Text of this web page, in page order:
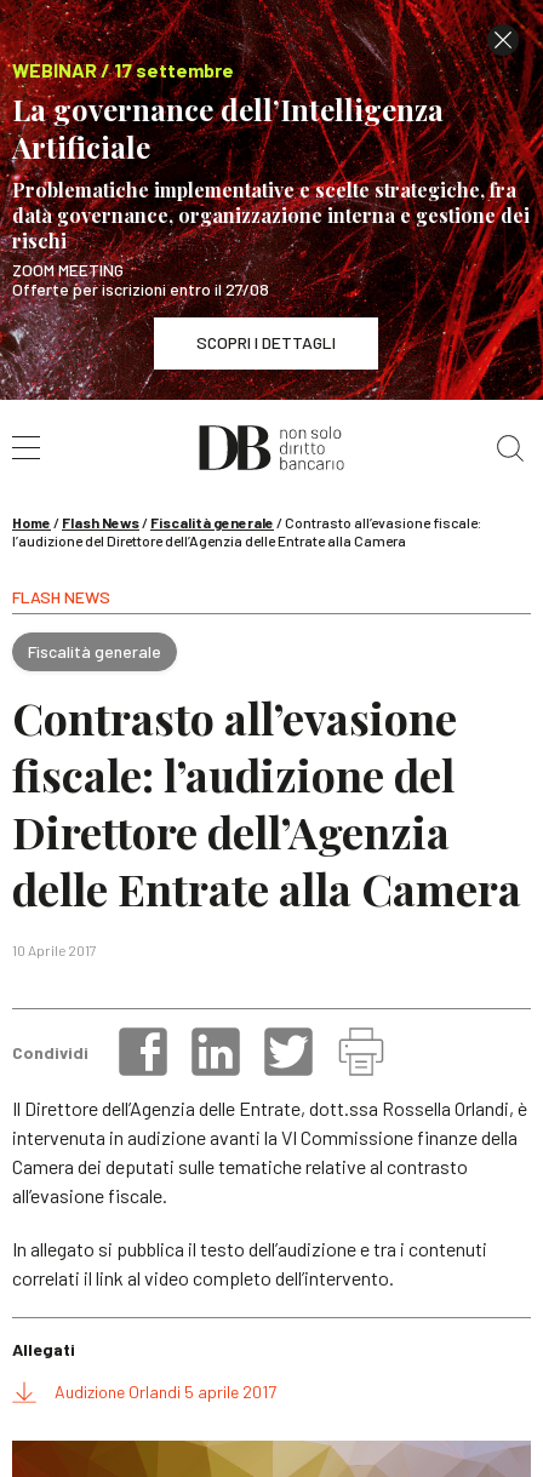
WEBINAR / 17 settembre
La governance dell’Intelligenza
Artificiale
Problematiche implementative e scelte strategiche, fra
data governance, organizzazione interna e gestione dei
rischi
ZOOM MEETING
Offerte per iscrizioni entro il 27/08
SCOPRI I DETTAGLI
WEBINAR / 17 settembre
La governance dell’Intelligenza Artificiale
Home / Flash News/ Fiscalità generale /Contrasto all’evasione fiscale:
l’audizione del Direttore dell’Agenzia delle Entrate alla Camera
FLASH NEWS
Fiscalità generale
Contrasto all’evasione
fiscale: l’audizione del
Direttore dell’Agenzia
delle Entrate alla Camera
10 Aprile 2017
Condividi
Il Direttore dell’Agenzia delle Entrate, dott.ssa Rossella Orlandi, è
intervenuta in audizione avanti la VI Commissione finanze della
Camera dei deputati sulle tematiche relative al contrasto
all’evasione fiscale.
In allegato si pubblica il testo dell’audizione e tra i contenuti
correlati il link al video completo dell’intervento.
Allegati
Audizione Orlandi 5 aprile 2017